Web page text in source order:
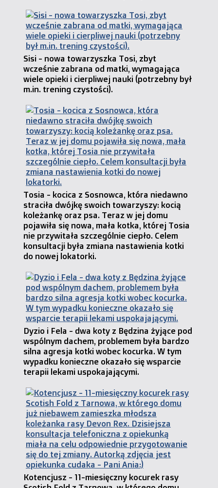
Sisi - nowa towarzyszka Tosi, zbyt
wcześnie zabrana od matki, wymagająca
wiele opieki i cierpliwej nauki (potrzebny był
m.in. trening czystości).
Tosia - kocica z Sosnowca, która niedawno
straciła dwójkę swoich towarzyszy: kocią
koleżankę oraz psa. Teraz w jej domu
pojawiła się nowa, mała kotka, której Tosia
nie przywitała szczególnie ciepło. Celem
konsultacji była zmiana nastawienia kotki
do nowej lokatorki.
Dyzio i Fela - dwa koty z Będzina żyjące pod
wspólnym dachem, problemem była bardzo
silna agresja kotki wobec kocurka. W tym
wypadku konieczne okazało się wsparcie
terapii lekami uspokajającymi.
Kotencjusz - 11-miesięczny kocurek rasy